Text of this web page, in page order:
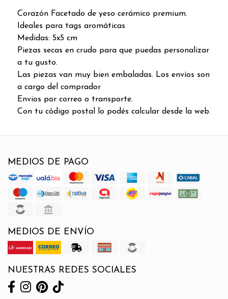
Corazón Facetado de yeso cerámico premium.
Ideales para tags aromáticas
Medidas: 5x5 cm
Piezas secas en crudo para que puedas personalizar
a tu gusto.
Las piezas van muy bien embaladas. Los envíos son
a cargo del comprador
Envios por correo o transporte.
Con tu código postal lo podés calcular desde la web.
MEDIOS DE PAGO
MEDIOS DE ENVÍO
NUESTRAS REDES SOCIALES